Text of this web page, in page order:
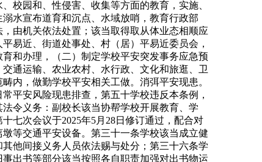
校园和、性侵害、收集等方面的教育，实施、
水宣布道育和沉点、水域放哨，教育行政部
由机关依法处置；该当取得取从体业态相顺应
易近、街道处事处、村（居）平易近委员会，
和办理，（二）制定学校平安突发事务应急预
通运输、农业农村、水行政、文化和旅逛、卫
内，做勤学校平安相关工做。消弭平安现患。
平安风险现患排查，第五十学校违反本条例，
令义务：副校长该当协帮学校开展教育、学
七次会议于2025年5月28日修订通过，配合对
等交通平安设备。第三十一条学校该当成立健
他间接义务人员依法赐与处分；第三十六条学
出书等部分该当按照各自职责加强对出书物运